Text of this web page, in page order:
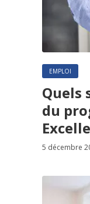
EMPLOI
Quels
du
5 décembre